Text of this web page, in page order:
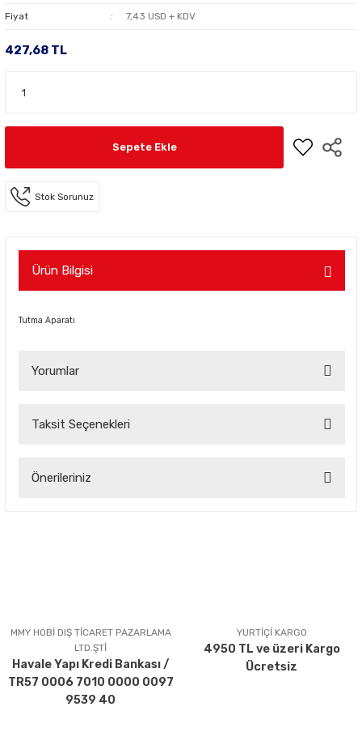
Fiyat 7,43 USD + KDV
427,68 TL
Sepete Ekle
Stok Sorunuz
Ürün Bilgisi
Tutma Aparatı
Yorumlar
Taksit Seçenekleri
Önerileriniz
Ürün açıklamasında eksik bilgiler bulunuyor.
Ürün bilgilerinde hatalar bulunuyor.
Ürün fiyatı diğer sitelerden daha pahalı.
Bu ürüne benzer farklı alternatifler olmalı.
MMY HOBİ DIŞ TİCARET PAZARLAMA
LTD.ŞTİ
Havale Yapı Kredi Bankası /
TR57 0006 7010 0000 0097
9539 40
YURTİÇİ KARGO
4950 TL ve üzeri Kargo
Ücretsiz